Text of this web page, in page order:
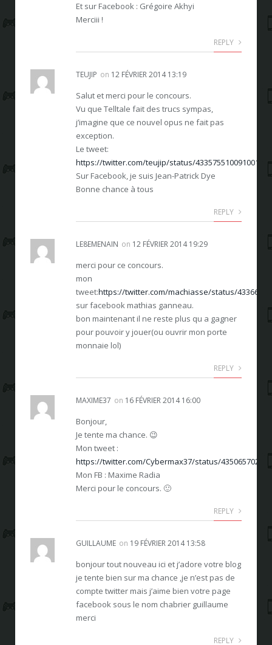
Et sur Facebook : Grégoire Akhyi
Merciii !
REPLY
TEUJIP on 12 FÉVRIER 2014 13:19
Salut et merci pour le concours.
Vu que Telltale fait des trucs sympas,
j’imagine que ce nouvel opus ne fait pas
exception.
Le tweet:
https://twitter.com/teujip/status/433575510091001856
Sur Facebook, je suis Jean-Patrick Dye
Bonne chance à tous
REPLY
LE8EMENAIN on 12 FÉVRIER 2014 19:29
merci pour ce concours.
mon
tweet:https://twitter.com/machiasse/status/
sur facebook mathias ganneau.
bon maintenant il ne reste plus qu a gagner
pour pouvoir y jouer(ou ouvrir mon porte
monnaie lol)
REPLY
MAXIME37 on 16 FÉVRIER 2014 16:00
Bonjour,
Je tente ma chance. 😉
Mon tweet :
https://twitter.com/Cybermax37/status/
Mon FB : Maxime Radia
Merci pour le concours. 🙂
REPLY
GUILLAUME on 19 FÉVRIER 2014 13:58
bonjour tout nouveau ici et j’adore votre blog
je tente bien sur ma chance ,je n’est pas de
compte twitter mais j’aime bien votre page
facebook sous le nom chabrier guillaume
merci
REPLY